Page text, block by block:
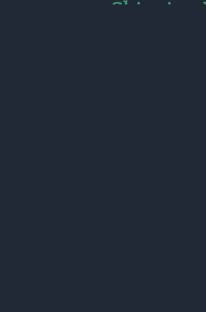
Shipping